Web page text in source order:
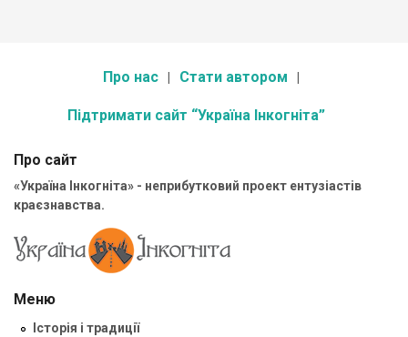
Про нас Стати автором
Підтримати сайт “Україна Інкогніта”
Про сайт
«Україна Інкогніта» - неприбутковий проект ентузіастів
краєзнавства.
Меню
Історія і традиції